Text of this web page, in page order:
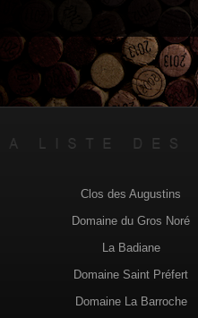
Clos des Augustins
Domaine du Gros Noré
La Badiane
Domaine Saint Préfert
Domaine La Barroche